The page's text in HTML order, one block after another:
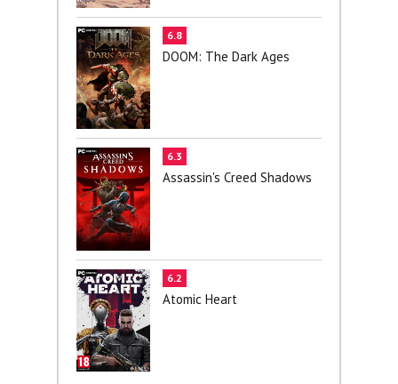
6.8
DOOM: The Dark Ages
6.3
Assassin's Creed Shadows
6.2
Atomic Heart